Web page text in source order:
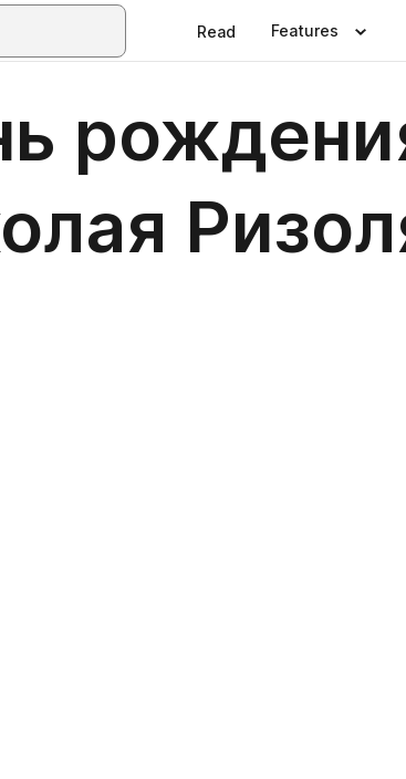
Read Features